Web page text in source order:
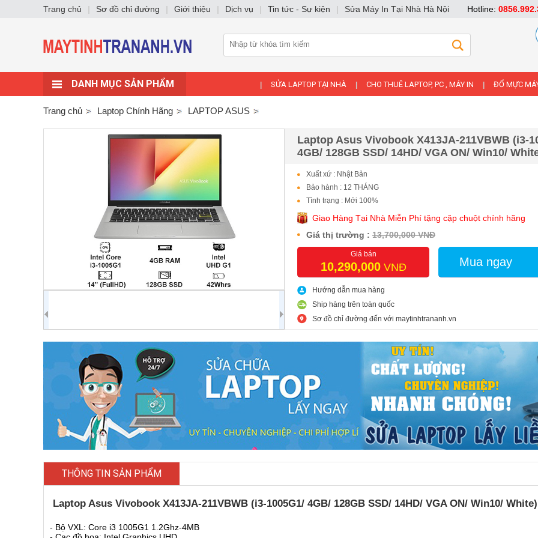
DANH MỤC SẢN PHẨM SỬA LAPTOP TẠI NHÀ CHO THUÊ LAPTOP, PC , MÁY IN ĐỔ MỰC
Trang chủ Laptop Chính Hãng LAPTOP ASUS
Laptop Asus Vivobook X413JA-211VBWB (i3-
4GB/ 128GB SSD/ 14HD/ VGA ON/ Win10/
Xuất xứ : Nhật Bản
Bảo hành : 12 THÁNG
Tình trạng : Mới 100%
Giao Hàng Tại Nhà Miễn Phí tặng cặp chuột chính hãng
Giá thị trường : 13,700,000 VNĐ
Giá bán
10,290,000VNĐ Mua ngay
Hướng dẫn mua hàng
Ship hàng trên toàn quốc
Sơ đồ chỉ đường đến với maytinhtrananh.vn
THÔNG TIN SẢN PHẨM
Laptop Asus Vivobook X413JA-211VBWB (i3-1005G1/ 4GB/ 128GB SSD/ 14HD/ VGA ON/ Win10/ White)
- Bộ VXL: Core i3 1005G1 1.2Ghz-4MB
Trang chủ | Sơ đồ chỉ đường | Giới thiệu | Dịch vụ | Tin tức - Sự kiện | Sửa Máy In Tại Nhà Hà Nội Hotline: